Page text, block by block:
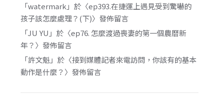
「watermark 」於〈ep393.在捷運上遇見受到驚嚇的
孩子該怎麼處理？(下)〉發佈留言
「JU YU 」於〈ep76. 怎麼渡過喪妻的第一個農曆新
年？ 〉發佈留言
「許文魁」於〈接到媒體記者來電訪問，你該有的基本
動作是什麼？ 〉發佈留言